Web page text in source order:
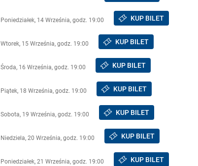
Poniedziałek, 14 Września, godz. 19:00 KUP BILET
Wtorek, 15 Września, godz. 19:00 KUP BILET
Środa, 16 Września, godz. 19:00 KUP BILET
Piątek, 18 Września, godz. 19:00 KUP BILET
Sobota, 19 Września, godz. 19:00 KUP BILET
Niedziela, 20 Września, godz. 19:00 KUP BILET
Poniedziałek, 21 Września, godz. 19:00 KUP BILET